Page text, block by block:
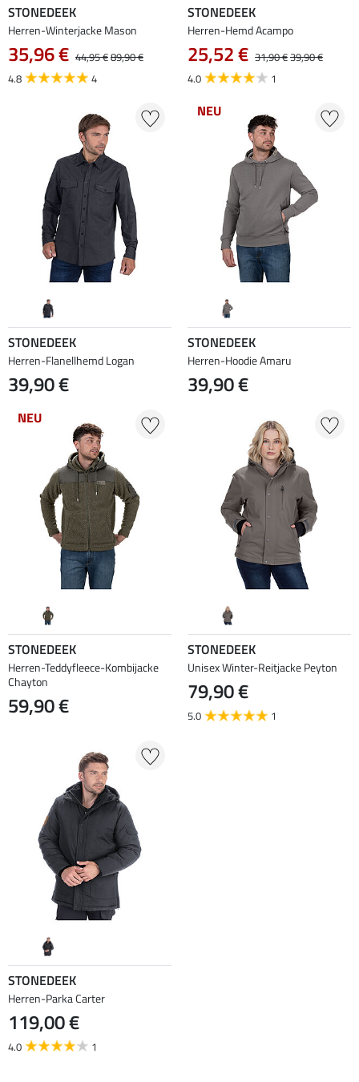
STONEDEEK
Herren-Winterjacke Mason
35,96 € 44,95 €89,90 €
4.8
4
STONEDEEK
Herren-Hemd Acampo
25,52 € 31,90 €39,90 €
4.0
1
STONEDEEK
Herren-Flanellhemd Logan
39,90 €
NEU
STONEDEEK
Herren-Hoodie Amaru
39,90 €
NEU
STONEDEEK
Herren-Teddyfleece-Kombijacke
Chayton
59,90 €
STONEDEEK
Unisex Winter-Reitjacke Peyton
79,90 €
5.0 1
STONEDEEK
Herren-Parka Carter
119,00 €
4.0 1